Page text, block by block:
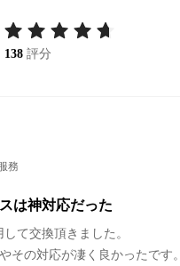
138 評分
務
は神対応だった
して交換頂きました。
その対応が凄く良かったです。